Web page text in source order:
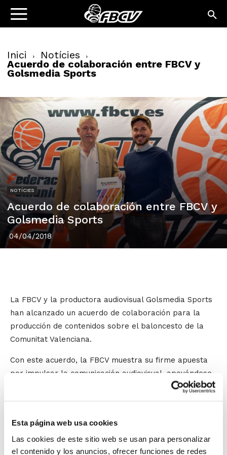
Esta página web usa cookies
Las cookies de este sitio web se usan para personalizar
el contenido y los anuncios, ofrecer funciones de redes
Inici Notícies
Acuerdo de colaboración entre FBCV y
Golsmedia Sports
NOTÍCIES
Acuerdo de colaboración entre FBCV y
Golsmedia Sports
04/04/2018
La FBCV y la productora audiovisual Golsmedia Sports
han alcanzado un acuerdo de colaboración para la
producción de contenidos sobre el baloncesto de la
Comunitat Valenciana.
Con este acuerdo, la FBCV muestra su firme apuesta
por impulsar la comunicación audiovisual, apoyándose
en las nuevas tendencias tecnológicas y haciéndolo de
Salvador Fabregat, presidente de la FBCV, yAlberto
Aparicio, director general deGolsmedia Sports, han